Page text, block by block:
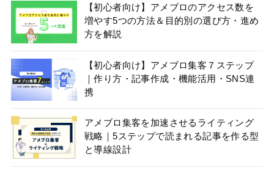
【初心者向け】アメブロのアクセス数を
増やす5つの方法＆目的別の選び方・進め
方を解説
【初心者向け】アメブロ集客７ステップ
｜作り方・記事作成・機能活用・SNS連
携
アメブロ集客を加速させるライティング
戦略｜5ステップで読まれる記事を作る型
と導線設計